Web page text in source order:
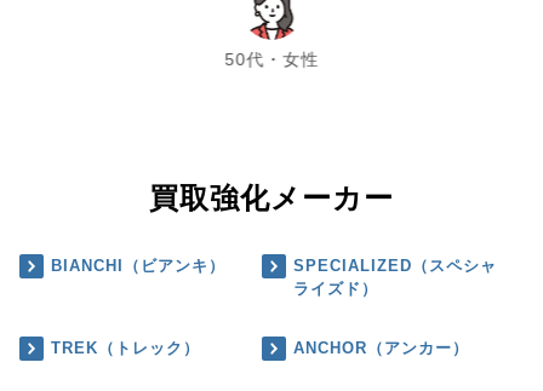
50代・女性
chevron_left chevron_right
買取強化メーカー
BIANCHI（ビアンキ）
SPECIALIZED（スペシャ
ライズド）
TREK（トレック） ANCHOR（アンカー）